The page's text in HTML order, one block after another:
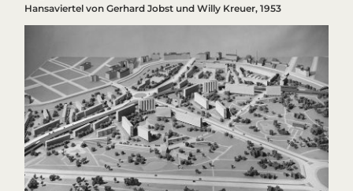
Hansaviertel von Gerhard Jobst und Willy Kreuer, 1953